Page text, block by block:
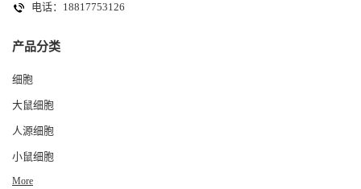
电话：18817753126
产品分类
细胞
大鼠细胞
人源细胞
小鼠细胞
More